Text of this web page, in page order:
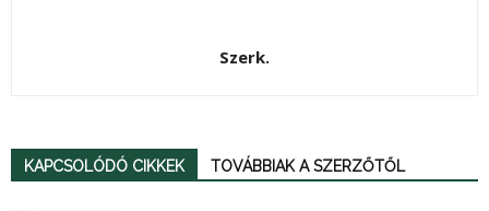
Szerk.
KAPCSOLÓDÓ CIKKEK TOVÁBBIAK A SZERZŐTŐL